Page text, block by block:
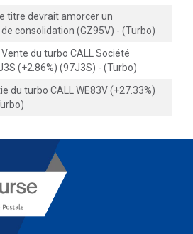
titre devrait amorcer un
consolidation (GZ95V) - (Turbo)
Vente du turbo CALL Société
(+2.86%) (97J3S) - (Turbo)
du turbo CALL WE83V (+27.33%)